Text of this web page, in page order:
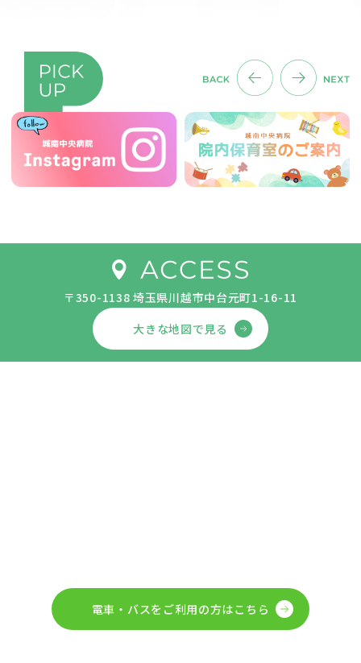
〒350-1138 埼玉県川越市中台元町1-16-11
大きな地図で見る
電車・バスをご利用の方はこちら